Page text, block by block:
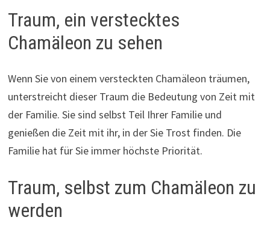
Traum, ein verstecktes
Chamäleon zu sehen
Wenn Sie von einem versteckten Chamäleon träumen,
unterstreicht dieser Traum die Bedeutung von Zeit mit
der Familie. Sie sind selbst Teil Ihrer Familie und
genießen die Zeit mit ihr, in der Sie Trost finden. Die
Familie hat für Sie immer höchste Priorität.
Traum, selbst zum Chamäleon zu
werden